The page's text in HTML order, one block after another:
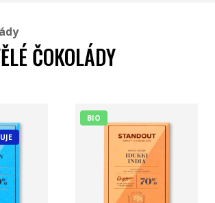
ČOKOLÁDY
BIO